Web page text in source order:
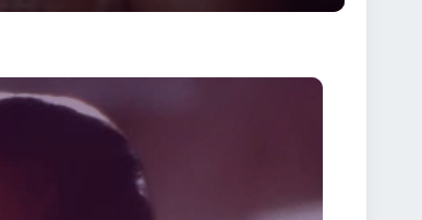
👀 Suspans constant: fiecare
rundă într-o experiență vizuală și
pentru a maximiza impactul asupra
Subtitrat și simte adrenalina fiecărei
te pentru o poveste de curaj,
Online Subtitrat este filmul ideal
cu tensiunea personală,